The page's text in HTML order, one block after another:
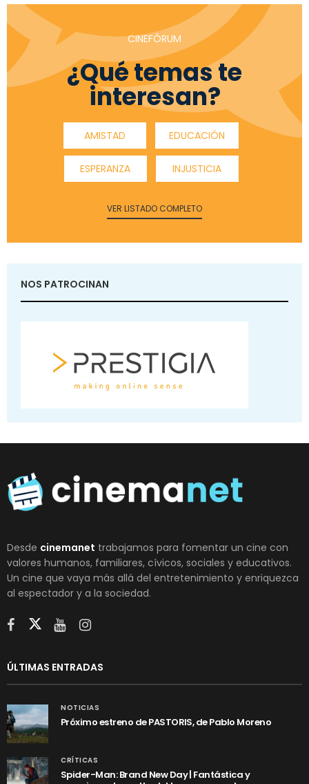
CINEFÓRUM
¿Qué temas te
interesan?
AMISTAD EDUCACIÓN
ESPERANZA INJUSTICIA
VER LISTADO COMPLETO
NOS PATROCINAN
Desde cinemanet trabajamos para fomentar un cine con
valores humanos, familiares, cívicos, sociales y educativos.
Un cine que vaya más allá del entretenimiento y enriquezca
al espectador y a la sociedad.
ÚLTIMAS ENTRADAS
NOTICIAS
Próximo estreno de PASTORIS, de Pablo Moreno
CRÍTICAS
Spider-Man: Brand New Day | Fantástica y